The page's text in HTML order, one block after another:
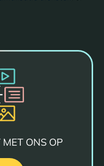
ONS OP